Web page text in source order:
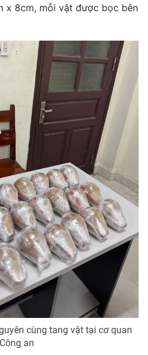
Podcast
Infographic
Shorts video
VTV Thể thao
Bất động sản
Tấm lòng Việt
Vươn mình bằng AI
VTV8
English
x 8cm, mỗi vật được bọc bên
cùng tang vật tại cơ quan
Công an